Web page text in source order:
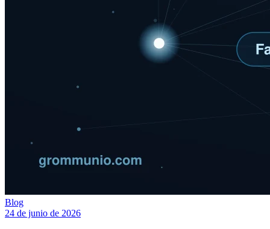
Blog
24 de junio de 2026